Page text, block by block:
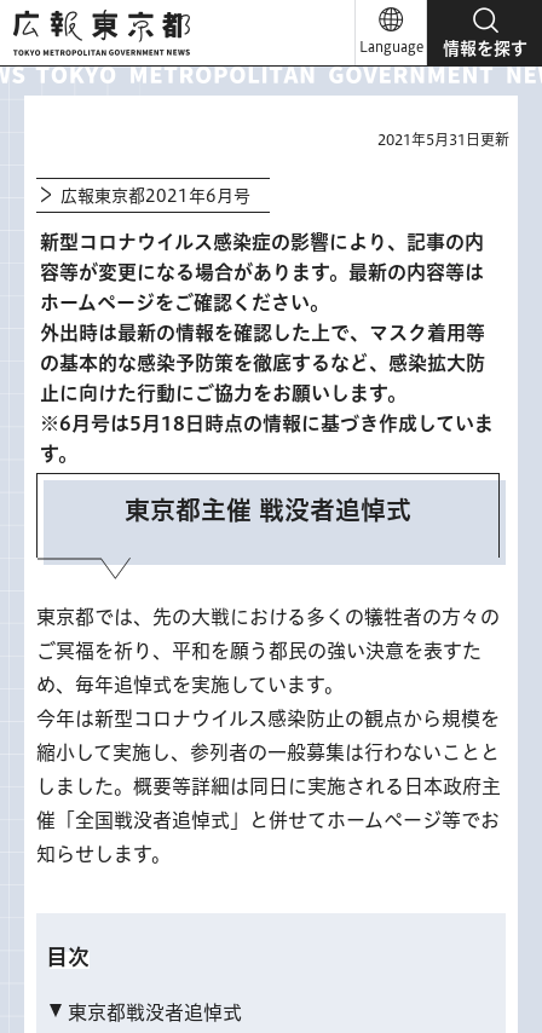
広報東京都
Language 情報を探す
2021年5月31日更新
広報東京都2021年6月号
新型コロナウイルス感染症の影響により、記事の内
容等が変更になる場合があります。最新の内容等は
ホームページをご確認ください。
外出時は最新の情報を確認した上で、マスク着用等
の基本的な感染予防策を徹底するなど、感染拡大防
止に向けた行動にご協力をお願いします。
※6月号は5月18日時点の情報に基づき作成していま
す。
東京都主催 戦没者追悼式
東京都では、先の大戦における多くの犠牲者の方々の
ご冥福を祈り、平和を願う都民の強い決意を表すた
め、毎年追悼式を実施しています。
今年は新型コロナウイルス感染防止の観点から規模を
縮小して実施し、参列者の一般募集は行わないことと
しました。概要等詳細は同日に実施される日本政府主
催「全国戦没者追悼式」と併せてホームページ等でお
知らせします。
目次
東京都戦没者追悼式